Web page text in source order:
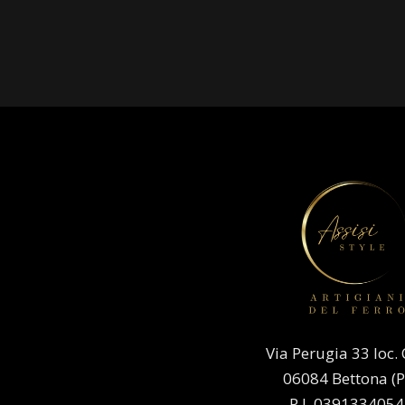
Via Perugia 33 loc.
06084 Bettona